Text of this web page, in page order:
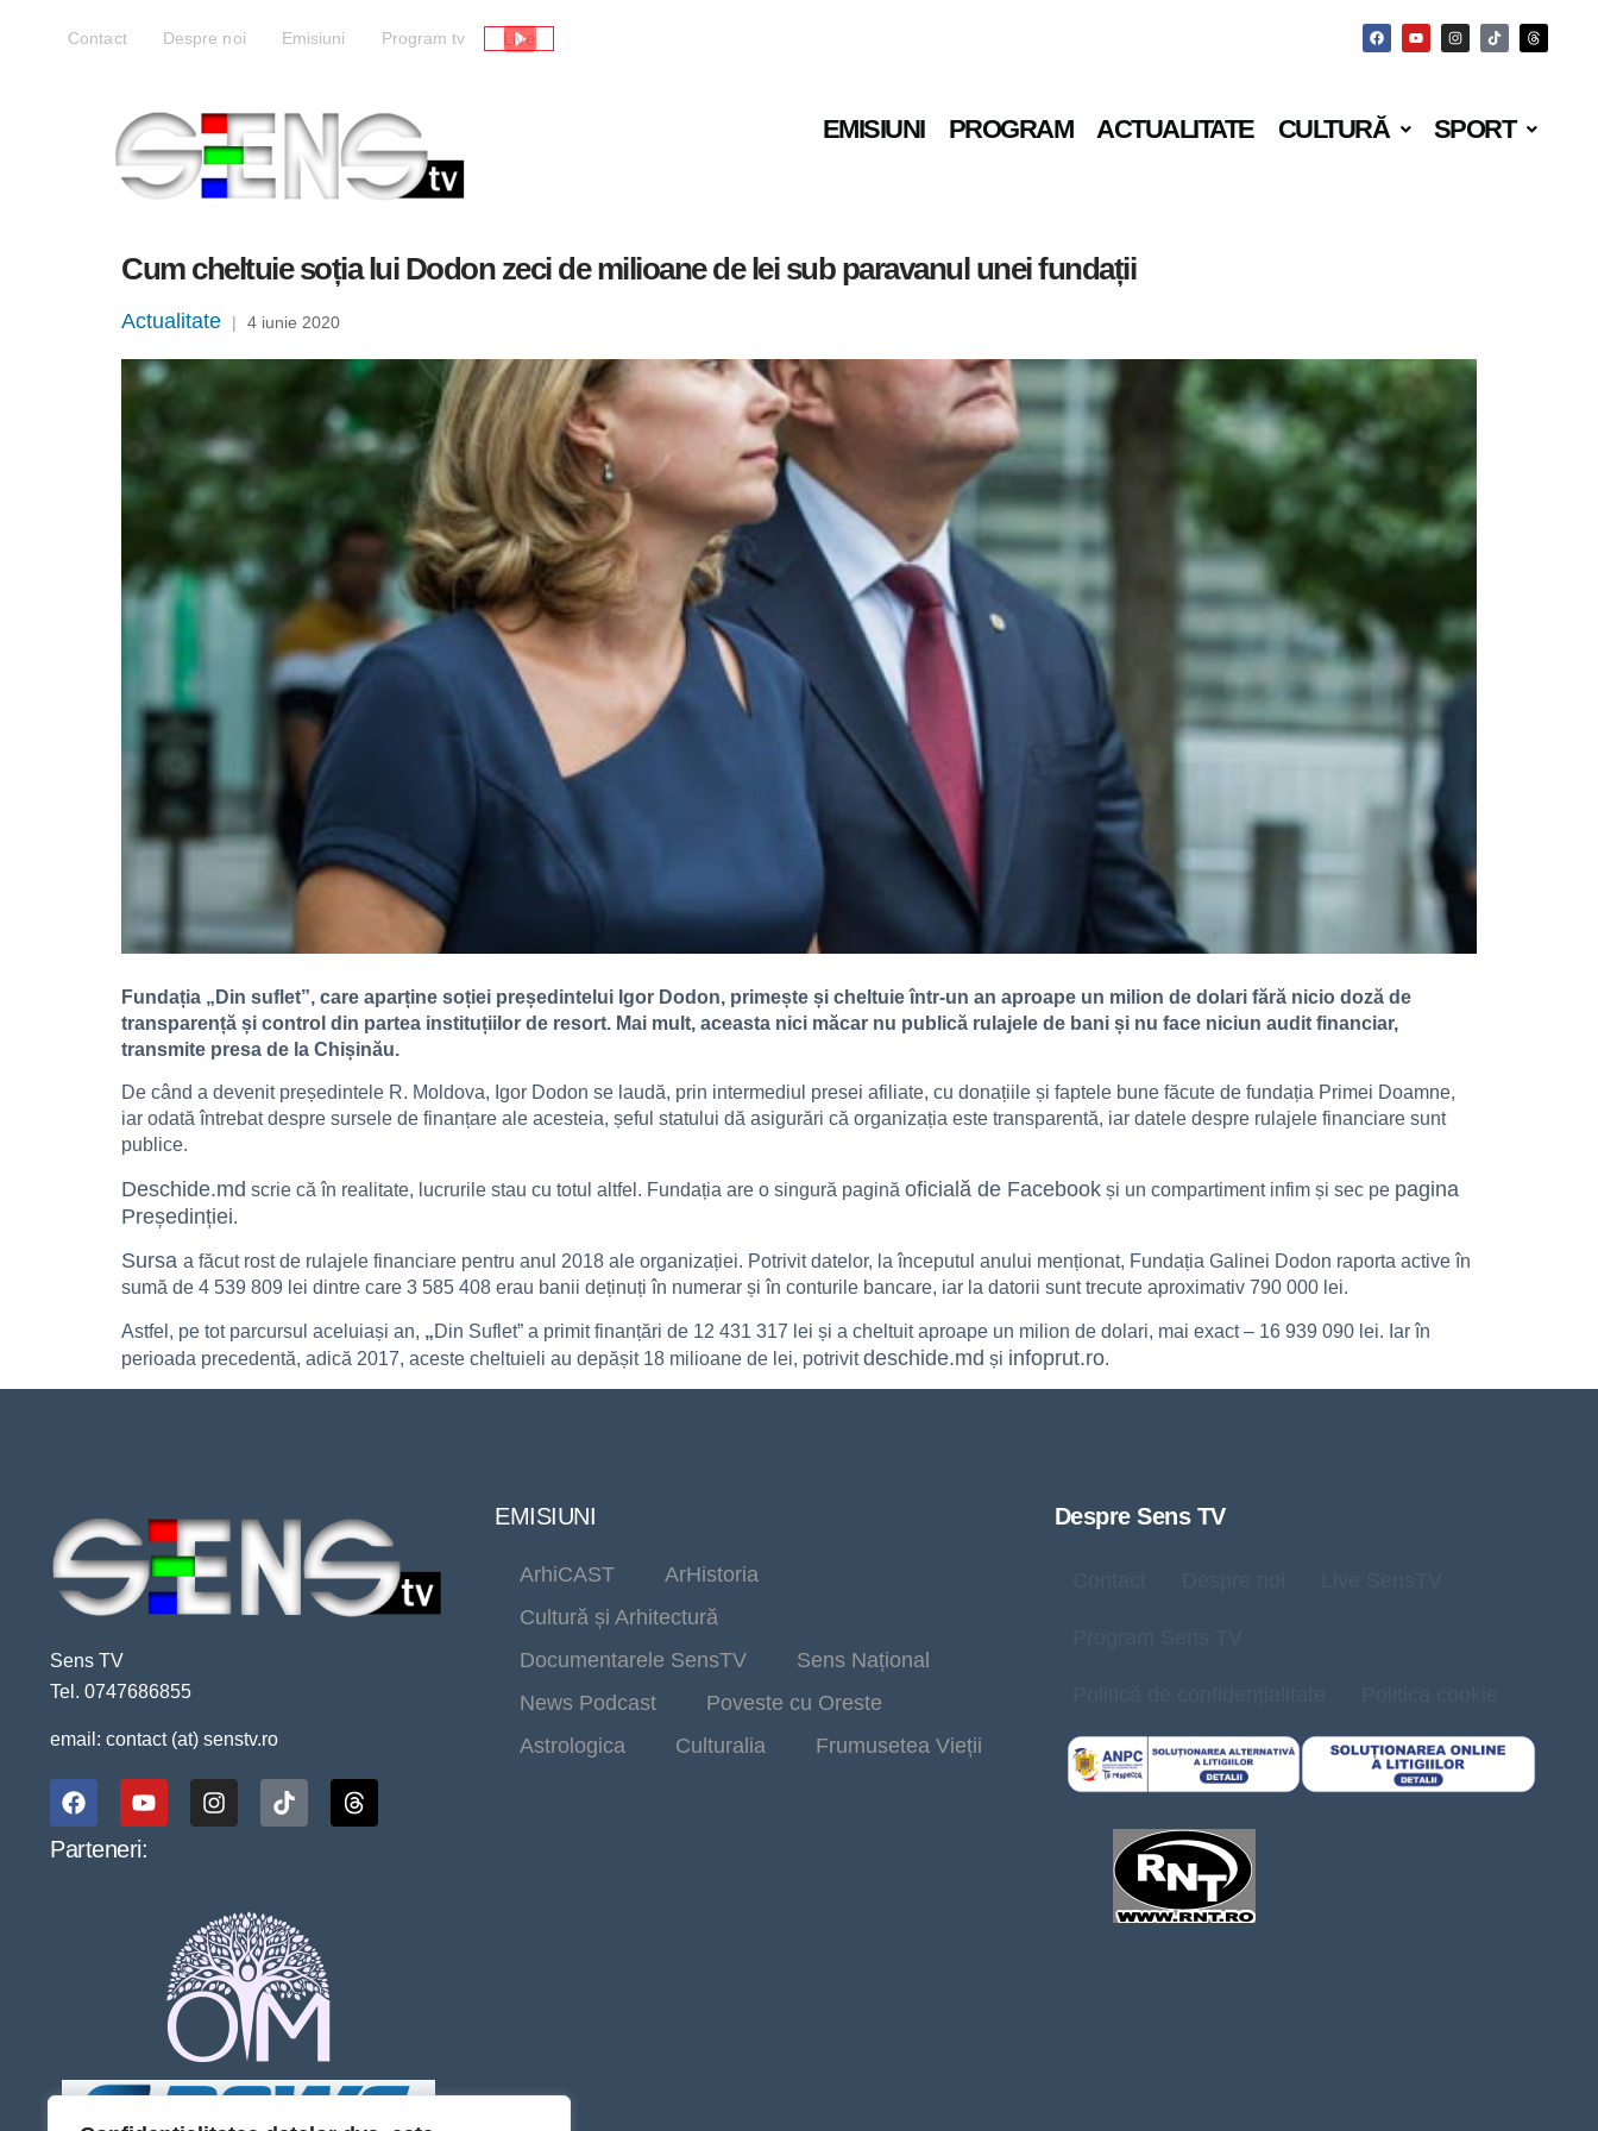
Contact Despre noi Emisiuni Program tv Live
EMISIUNI PROGRAM ACTUALITATE CULTURĂ SPORT
Cum cheltuie soția lui Dodon zeci de milioane de lei sub paravanul unei fundații
Actualitate | 4 iunie 2020
Fundația „Din suflet”, care aparține soției președintelui Igor Dodon, primește și cheltuie într-un an aproape un milion de dolari fără nicio doză de
transparență și control din partea instituțiilor de resort. Mai mult, aceasta nici măcar nu publică rulajele de bani și nu face niciun audit financiar,
transmite presa de la Chișinău.
De când a devenit președintele R. Moldova, Igor Dodon se laudă, prin intermediul presei afiliate, cu donațiile și faptele bune făcute de fundația Primei Doamne,
iar odată întrebat despre sursele de finanțare ale acesteia, șeful statului dă asigurări că organizația este transparentă, iar datele despre rulajele financiare sunt
publice.
Deschide.md scrie că în realitate, lucrurile stau cu totul altfel. Fundația are o singură pagină oficială de Facebook și un compartiment infim și sec pe pagina
Președinției.
Sursa a făcut rost de rulajele financiare pentru anul 2018 ale organizației. Potrivit datelor, la începutul anului menționat, Fundația Galinei Dodon raporta active în
sumă de 4 539 809 lei dintre care 3 585 408 erau banii deținuți în numerar și în conturile bancare, iar la datorii sunt trecute aproximativ 790 000 lei.
Astfel, pe tot parcursul aceluiași an, „Din Suflet” a primit finanțări de 12 431 317 lei și a cheltuit aproape un milion de dolari, mai exact – 16 939 090 lei. Iar în
perioada precedentă, adică 2017, aceste cheltuieli au depășit 18 milioane de lei, potrivitdeschide.md și infoprut.ro.
Sens TV
Tel. 0747686855
email: contact (at) senstv.ro
Parteneri:
EMISIUNI
ArhiCAST
ArHistoria
Cultură și Arhitectură
Documentarele SensTV
Sens Național
News Podcast
Poveste cu Oreste
Astrologica
Culturalia Frumusetea Vieții
Despre Sens TV